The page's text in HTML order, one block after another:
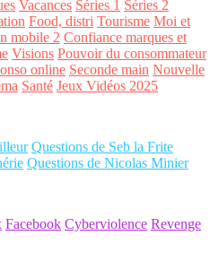
Vacances Séries 1 Séries 2
Food, distri Tourisme Moi et
mobile 2 Confiance marques et
Visions Pouvoir du consommateur
online Seconde main Nouvelle
Santé Jeux Vidéos 2025
Questions de Seb la Frite
Questions de Nicolas Minier
Facebook Cyberviolence Revenge